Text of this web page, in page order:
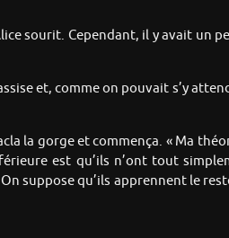
sourit. Cependant, il y avait un
et, comme on pouvait s’y
la gorge et commença. « Ma
est qu’ils n’ont tout
suppose qu’ils apprennent le